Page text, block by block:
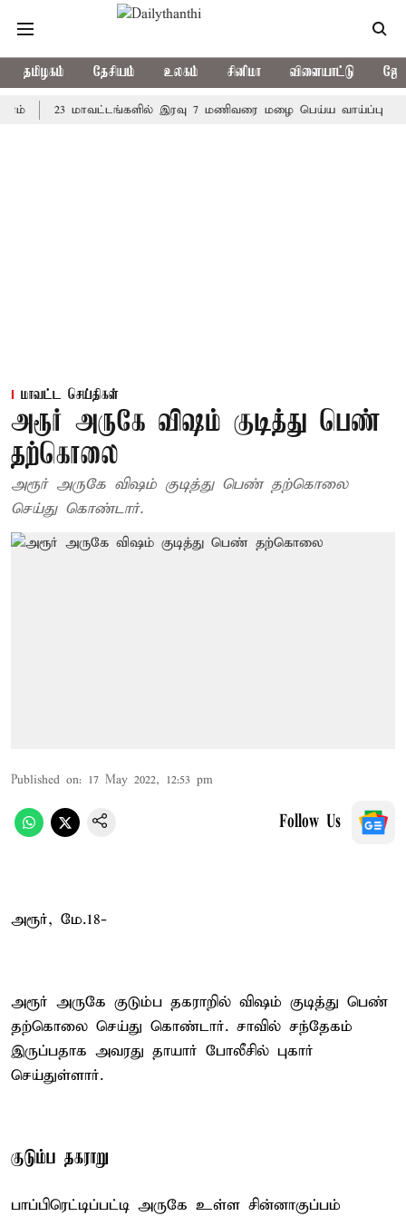
தமிழகம் தேசியம் உலகம் சினிமா விளையாட்டு
23 மாவட்டங்களில் இரவு 7 மணிவரை மழை பெய்ய வாய்ப்பு
மாவட்ட செய்திகள்
அரூர் அருகே விஷம் குடித்து பெண்
தற்கொலை
அரூர் அருகே விஷம் குடித்து பெண் தற்கொலை
செய்து கொண்டார்.
Published on: 17 May 2022, 12:53 pm
Follow Us
அரூர், மே.18-
அரூர் அருகே குடும்ப தகராறில் விஷம் குடித்து பெண்
தற்கொலை செய்து கொண்டார். சாவில் சந்தேகம்
இருப்பதாக அவரது தாயார் போலீசில் புகார்
செய்துள்ளார்.
குடும்ப தகராறு
பாப்பிரெட்டிப்பட்டி அருகே உள்ள சின்னாகுப்பம்